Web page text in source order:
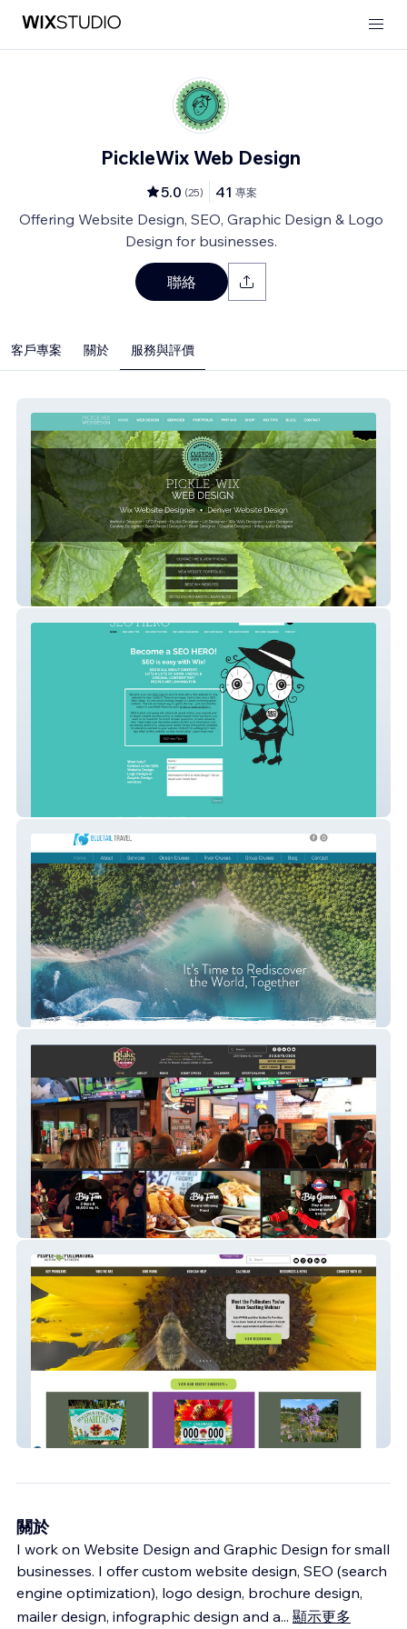
PickleWix Web Design
5.0 (25) 41 專案
Offering Website Design, SEO, Graphic Design & Logo
Design for businesses.
聯絡
客戶專案 關於 服務與評價
Picklewix.com
Bluetail Travel
Blake Street Tavern - Denver's Best Sports
Bar
People and Pollinators
關於
I work on Website Design and Graphic Design for small
businesses. I offer custom website design, SEO (search
engine optimization), logo design, brochure design,
mailer design, infographic design and a... 顯示更多